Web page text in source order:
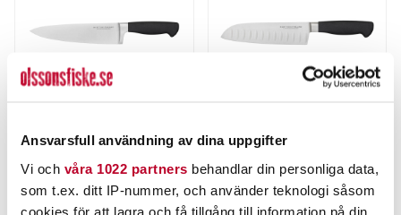
Ansvarsfull användning av dina uppgifter
Vi och våra 1022 partners behandlar din personliga data,
som t.ex. ditt IP-nummer, och använder teknologi såsom
cookies för att lagra och få tillgång till information på din
MARTTIINI KIDE KOCK KNIV
21CM.
MARTTIINI KIDE SANTOKU KNIV
18CM.